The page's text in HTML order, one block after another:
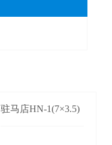
驻马店HN-1(7×3.5)